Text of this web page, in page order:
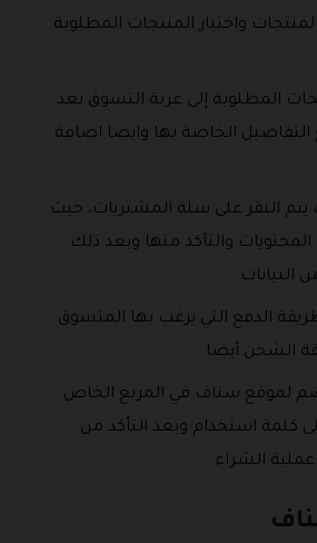
واختيار المنتجات المطلوبة
المطلوبة إلى عربة التسوق بعد
الخاصة بها وايضا اضافة
يتم النقر على سلة المشتريات، حيث
والتأكد منها وبعد ذلك
الدفع التي يرغب بها المتسوق
الشحن أيضا.
لموقع سناف في المربع الخاص
كلمة استخدام وبعد التأكد من
الشراء.